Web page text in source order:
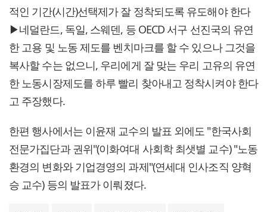
적인 기간(시간)선택제가 잘 정착되도록 유도해야 한다
▶네덜란드, 독일, 스웨덴, 등 OECD 서구 선진국의 유연
한 고용 및 노동 제도를 벤치마크를 할 수 있으나 그것을
복사할 수는 없으니, 우리에게 잘 맞는 우리 고유의 유연
한 노동시장제도를 하루 빨리 찾아내고 정착시켜야 한다
고 주장했다.
한편 행사에서는 이윤재 교수의 발표 외에도 "한국사회
전문가집단과 권위"(이화여대 사회학 최샛별 교수) "노동
환경의 변화와 기업경영의 과제"(연세대 인사조직 양혁
승 교수) 등의 발표가 이뤄졌다.